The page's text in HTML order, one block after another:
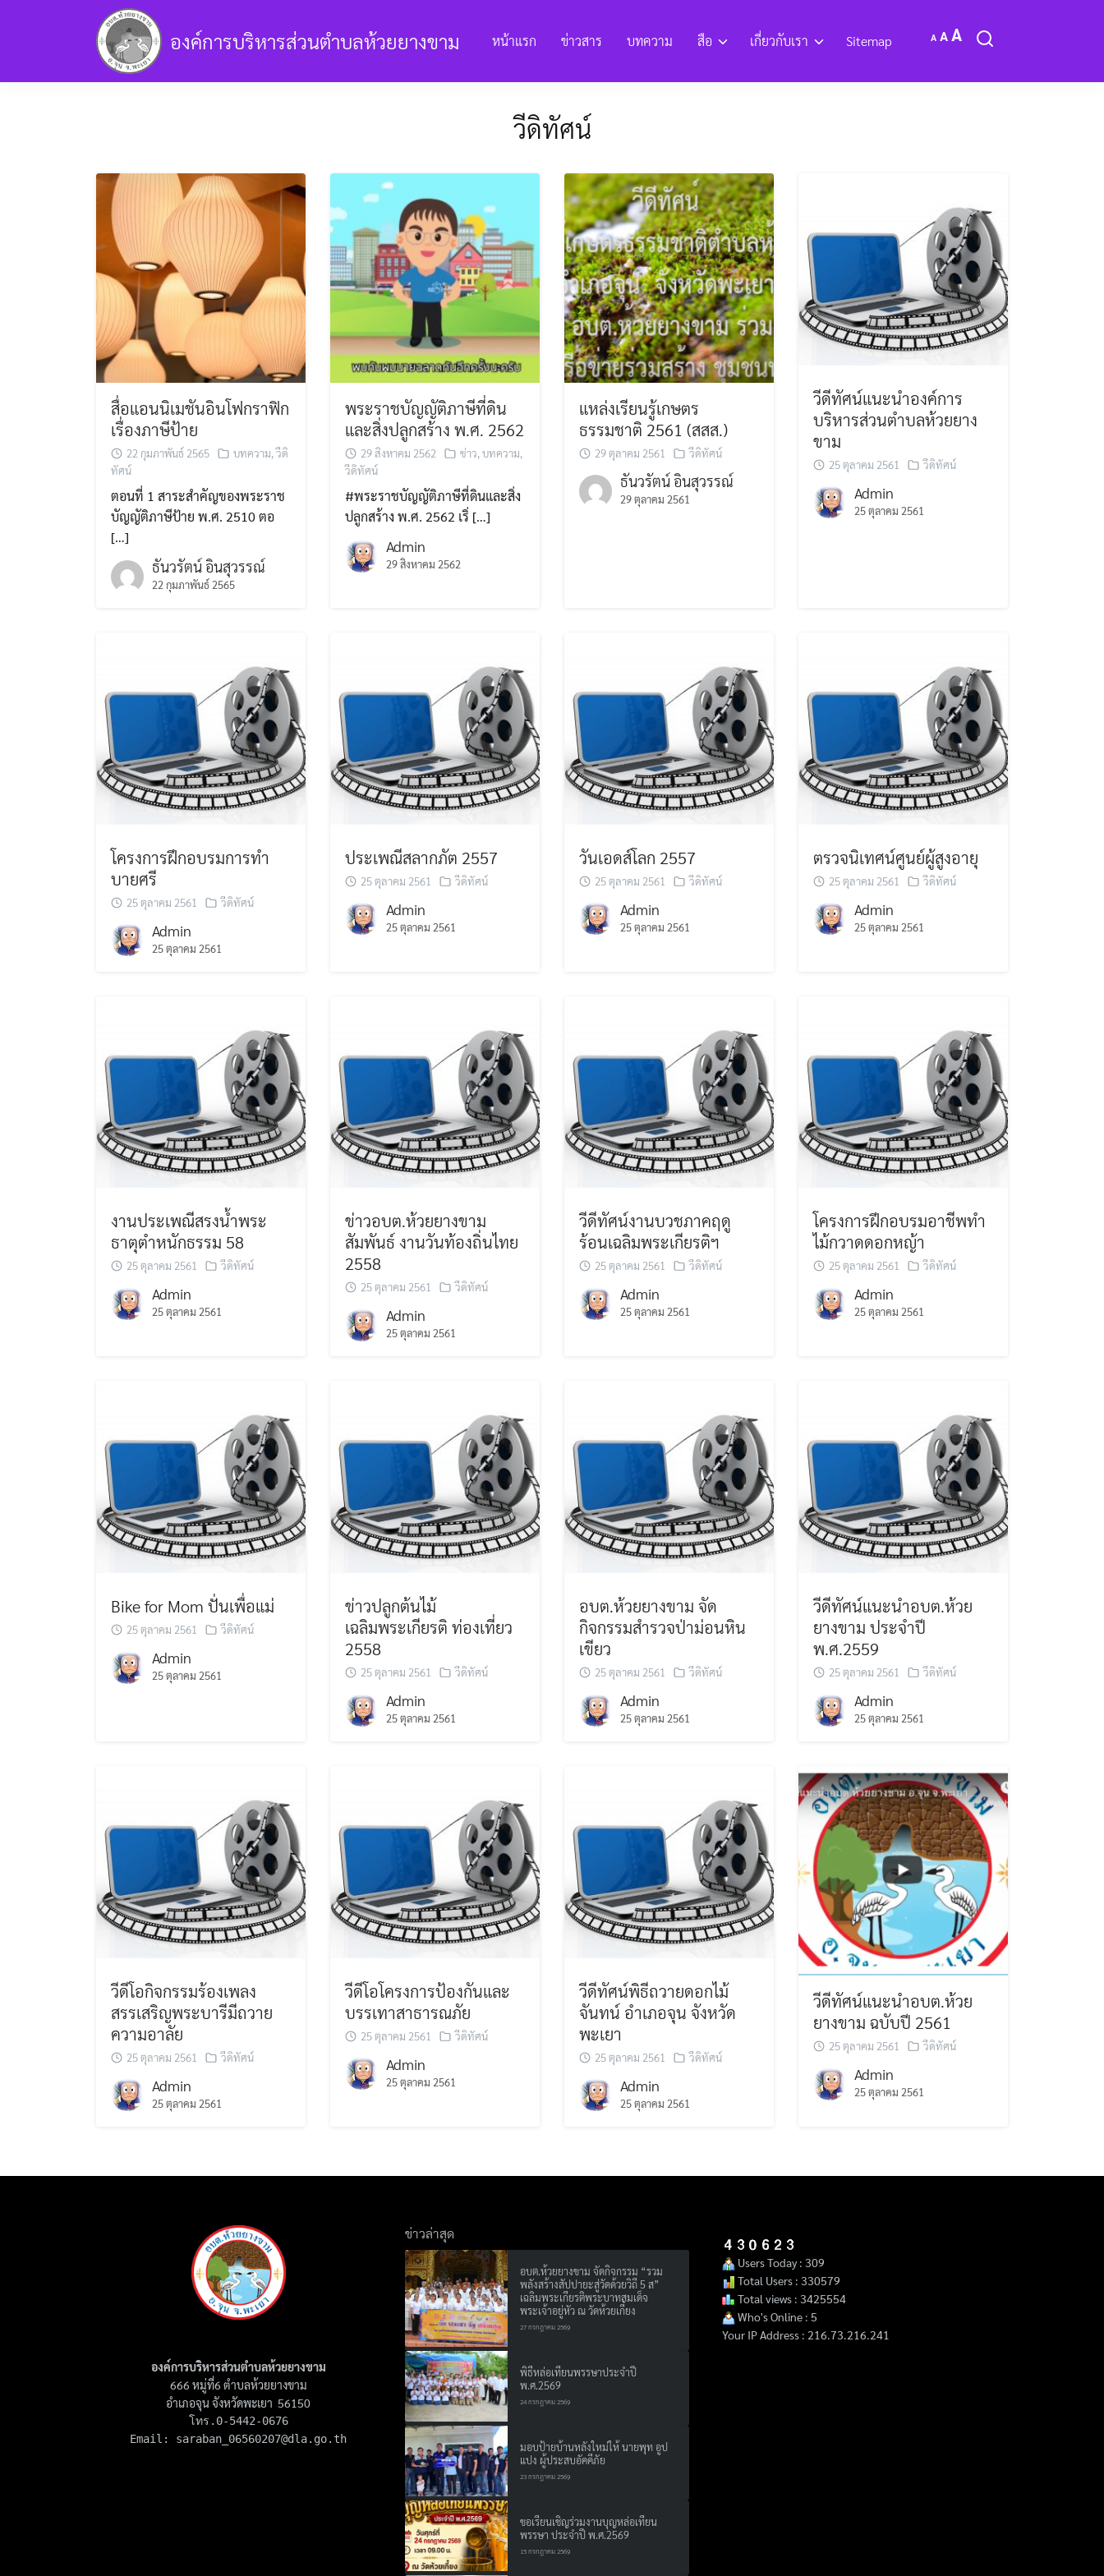
องค์การบริหารส่วนตำบลห้วยยางขาม หน้าแรก ข่าวสาร บทความ สือ เกี่ยวกับเรา Sitemap A
Decrease
font
A Reset
font
AIncrease
font
E-Service ยื่นแบบคำร้อง การประเมิน ITA
วีดิทัศน์
สื่อแอนนิเมชันอินโฟกราฟิก
เรื่องภาษีป้าย
22 กุมภาพันธ์ 2565 บทความ,วีดิ
ทัศน์
ตอนที่ 1 สาระสำคัญของพระราช
บัญญัติภาษีป้าย พ.ศ. 2510 ตอ
[…]
ธันวรัตน์ อินสุวรรณ์
22 กุมภาพันธ์ 2565
พระราชบัญญัติภาษีที่ดิน
และสิ่งปลูกสร้าง พ.ศ. 2562
29 สิงหาคม 2562 ข่าว, บทความ,
วีดิทัศน์
#พระราชบัญญัติภาษีที่ดินและสิ่ง
ปลูกสร้าง พ.ศ. 2562 เริ่ […]
Admin
29 สิงหาคม 2562
แหล่งเรียนรู้เกษตร
ธรรมชาติ 2561 (สสส.)
29 ตุลาคม 2561 วีดิทัศน์
ธันวรัตน์ อินสุวรรณ์
29 ตุลาคม 2561
วีดีทัศน์แนะนำองค์การ
บริหารส่วนตำบลห้วยยาง
ขาม
25 ตุลาคม 2561 วีดิทัศน์
Admin
25 ตุลาคม 2561
โครงการฝึกอบรมการทำ
บายศรี
25 ตุลาคม 2561 วีดิทัศน์
Admin
25 ตุลาคม 2561
ประเพณีสลากภัต 2557
25 ตุลาคม 2561 วีดิทัศน์
Admin
25 ตุลาคม 2561
วันเอดส์โลก 2557
25 ตุลาคม 2561 วีดิทัศน์
Admin
25 ตุลาคม 2561
ตรวจนิเทศน์ศูนย์ผู้สูงอายุ
25 ตุลาคม 2561 วีดิทัศน์
Admin
25 ตุลาคม 2561
งานประเพณีสรงน้ำพระ
ธาตุตำหนักธรรม 58
25 ตุลาคม 2561 วีดิทัศน์
Admin
25 ตุลาคม 2561
ข่าวอบต.ห้วยยางขาม
สัมพันธ์ งานวันท้องถิ่นไทย
2558
25 ตุลาคม 2561 วีดิทัศน์
Admin
25 ตุลาคม 2561
วีดีทัศน์งานบวชภาคฤดู
ร้อนเฉลิมพระเกียรติฯ
25 ตุลาคม 2561 วีดิทัศน์
Admin
25 ตุลาคม 2561
โครงการฝึกอบรมอาชีพทำ
ไม้กวาดดอกหญ้า
25 ตุลาคม 2561 วีดิทัศน์
Admin
25 ตุลาคม 2561
Bike for Mom ปั่นเพื่อแม่
25 ตุลาคม 2561 วีดิทัศน์
Admin
25 ตุลาคม 2561
ข่าวปลูกต้นไม้
เฉลิมพระเกียรติ ท่องเที่ยว
2558
25 ตุลาคม 2561 วีดิทัศน์
Admin
25 ตุลาคม 2561
อบต.ห้วยยางขาม จัด
กิจกรรมสำรวจป่าม่อนหิน
เขียว
25 ตุลาคม 2561 วีดิทัศน์
Admin
25 ตุลาคม 2561
วีดีทัศน์แนะนำอบต.ห้วย
ยางขาม ประจำปี
พ.ศ.2559
25 ตุลาคม 2561 วีดิทัศน์
Admin
25 ตุลาคม 2561
วีดีโอกิจกรรมร้องเพลง
สรรเสริญพระบารีมีถวาย
ความอาลัย
25 ตุลาคม 2561 วีดิทัศน์
Admin
25 ตุลาคม 2561
วีดีโอโครงการป้องกันและ
บรรเทาสาธารณภัย
25 ตุลาคม 2561 วีดิทัศน์
Admin
25 ตุลาคม 2561
วีดีทัศน์พิธีถวายดอกไม้
จันทน์ อำเภอจุน จังหวัด
พะเยา
25 ตุลาคม 2561 วีดิทัศน์
Admin
25 ตุลาคม 2561
วีดีทัศน์แนะนำอบต.ห้วย
ยางขาม ฉบับปี 2561
25 ตุลาคม 2561 วีดิทัศน์
Admin
25 ตุลาคม 2561
องค์การบริหารส่วนตำบลห้วยยางขาม
666 หมู่ที่6 ตำบลห้วยยางขาม
อำเภอจุน จังหวัดพะเยา 56150
โทร.0-5442-0676
Email: saraban_06560207@dla.go.th
ข่าวล่าสุด
อบต.ห้วยยางขาม จัดกิจกรรม “รวม
พลังสร้างสัปปายะสู่วัดด้วยวิถี 5 ส”
เฉลิมพระเกียรติพระบาทสมเด็จ
พระเจ้าอยู่หัว ณ วัดห้วยเกี๋ยง
27 กรกฎาคม 2569
พิธีหล่อเทียนพรรษาประจำปี
พ.ศ.2569
24 กรกฎาคม 2569
มอบป้ายบ้านหลังใหม่ให้ นายพุท อูป
แปง ผู้ประสบอัคคีภัย
23 กรกฎาคม 2569
ขอเรียนเชิญร่วมงานบุญหล่อเทียน
พรรษา ประจำปี พ.ศ.2569
15 กรกฎาคม 2569
Users Today : 309
Total Users : 330579
Total views : 3425554
Who's Online : 5
Your IP Address : 216.73.216.241